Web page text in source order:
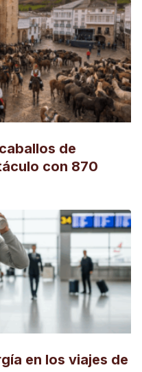
de
con 870
en los viajes de